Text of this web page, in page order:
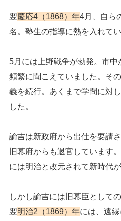
翌慶応4（1868）年4月、自ら
名。塾生の指導に熱を入れてい
5月には上野戦争が勃発。市
頻繁に聞こえていました。そ
義を続行。あくまで学問に対
した。
諭吉は新政府から出仕を要請
旧幕府からも退官しています
には明治と改元されて新時代
しかし諭吉には旧幕臣として
翌明治2（1869）年には、遠